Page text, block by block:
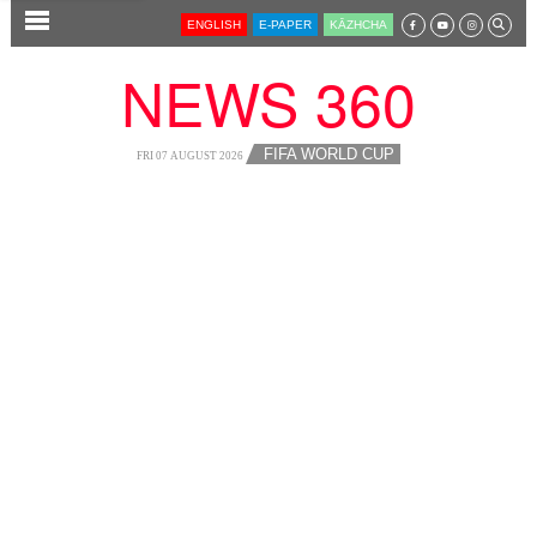
SECTIONS ENGLISH E-PAPER KĀZHCHA
NEWS 360
FRI 07 AUGUST 2026 FIFA WORLD CUP